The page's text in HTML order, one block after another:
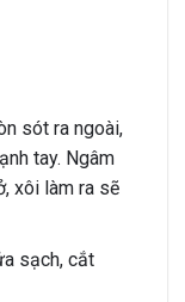
sót ra ngoài,
tay. Ngâm
xôi làm ra sẽ
sạch, cắt